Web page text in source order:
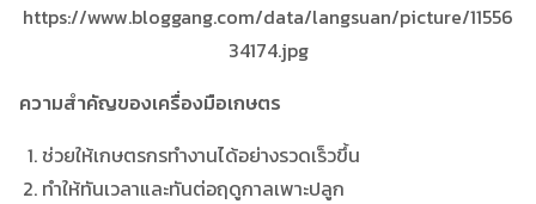
https://www.bloggang.com/data/langsuan/picture/11556
34174.jpg
ความสำคัญของเครื่องมือเกษตร
ช่วยให้เกษตรกรทำงานได้อย่างรวดเร็วขึ้น
ทำให้ทันเวลาและทันต่อฤดูกาลเพาะปลูก